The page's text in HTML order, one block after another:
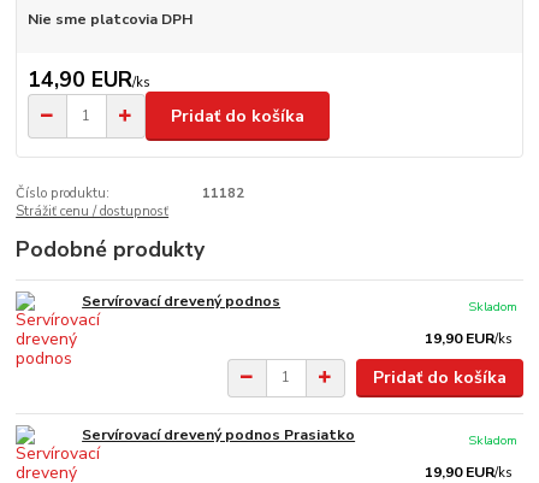
Nie sme platcovia DPH
14,90 EUR/ks
Pridať do košíka
Číslo produktu:
11182
Strážiť cenu / dostupnosť
Podobné produkty
Servírovací drevený podnos
19,90 EUR/ks
Skladom
Pridať do košíka
Servírovací drevený podnos Prasiatko
19,90 EUR/ks
Skladom